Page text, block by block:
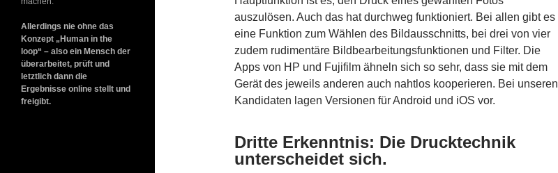
auszulösen. Auch das hat durchweg funktioniert. Bei allen gibt es
eine Funktion zum Wählen des Bildausschnitts, bei drei von vier
zudem rudimentäre Bildbearbeitungsfunktionen und Filter. Die
Apps von HP und Fujifilm ähneln sich so sehr, dass sie mit dem
Gerät des jeweils anderen auch nahtlos kooperieren. Bei unseren
Kandidaten lagen Versionen für Android und iOS vor.
Dritte Erkenntnis: Die Drucktechnik
unterscheidet sich.
Allerdings nie ohne das
Konzept „Human in the
loop“ – also ein Mensch der
überarbeitet, prüft und
letztlich dann die
Ergebnisse online stellt und
freigibt.